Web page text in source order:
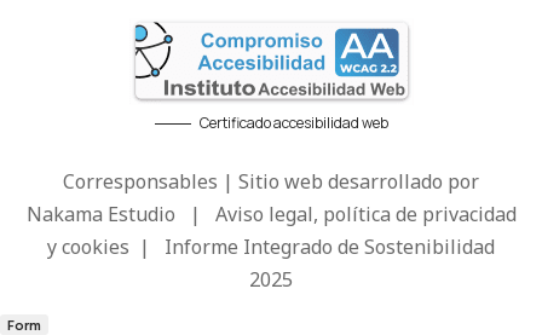
Certificado accesibilidad web
Corresponsables | Sitio web desarrollado por
Nakama Estudio | Aviso legal, política de privacidad
y cookies | Informe Integrado de Sostenibilidad
2025
Form